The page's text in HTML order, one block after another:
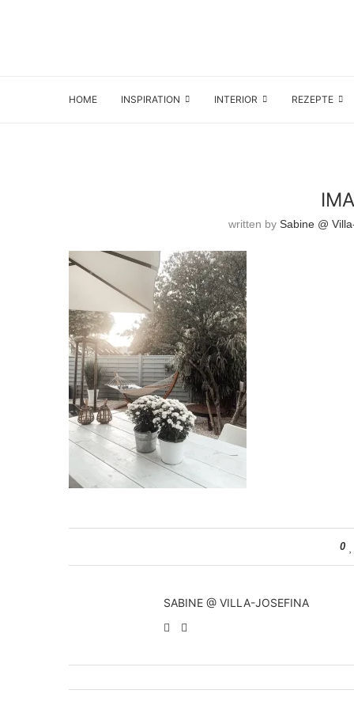
HOME INSPIRATION INTERIOR REZEPTE
written bySabine @
0
SABINE @ VILLA-JOSEFINA